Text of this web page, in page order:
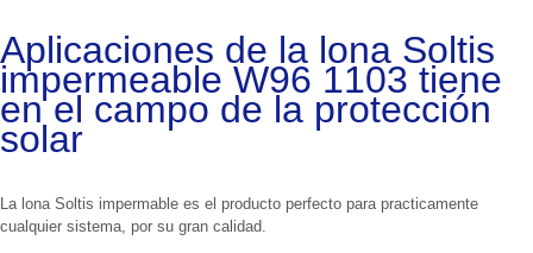
Aplicaciones de la lona Soltis
impermeable W96 1103 tiene
en el campo de la protección
solar
La lona Soltis impermable es el producto perfecto para practicamente
cualquier sistema, por su gran calidad.